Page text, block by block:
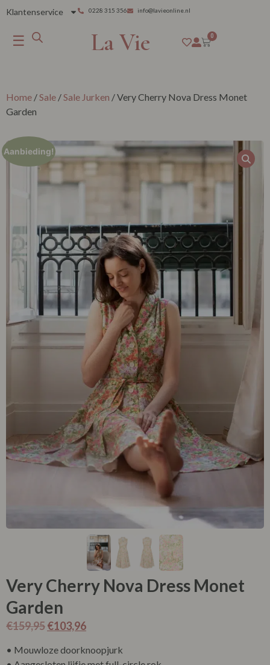
Klantenservice 0228 315 356 info@lavieonline.nl
☰ La Vie 0
Home /Sale /Sale Jurken / Very Cherry Nova Dress Monet
Garden
Aanbieding!
Very Cherry Nova Dress Monet
Garden
€159,95€103,96
• Mouwloze doorknoopjurk